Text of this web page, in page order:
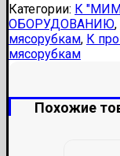
Категории: К
ОБОРУДОВАНИЮ,
мясорубкам, К
мясорубкам
Похожие